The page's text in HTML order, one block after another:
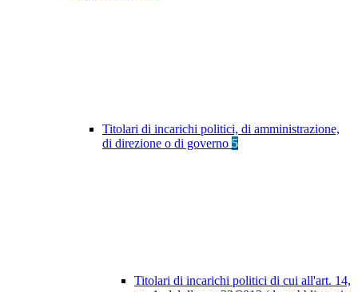
Titolari di incarichi politici, di amministrazione,
di direzione o di governo 5
Titolari di incarichi politici di cui all'art. 14,